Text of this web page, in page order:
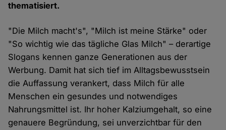
thematisiert.
"Die Milch macht's", "Milch ist meine Stärke" oder
"So wichtig wie das tägliche Glas Milch" – derartige
Slogans kennen ganze Generationen aus der
Werbung. Damit hat sich tief im Alltagsbewusstsein
die Auffassung verankert, dass Milch für alle
Menschen ein gesundes und notwendiges
Nahrungsmittel ist. Ihr hoher Kalziumgehalt, so eine
genauere Begründung, sei unverzichtbar für den